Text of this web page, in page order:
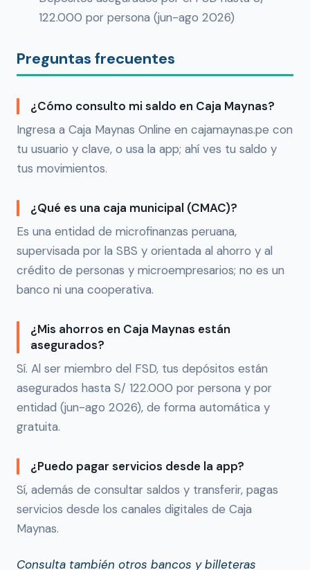
122.000 por persona (jun-ago 2026)
Preguntas frecuentes
¿Cómo consulto mi saldo en Caja Maynas?
Ingresa a Caja Maynas Online en cajamaynas.pe con
tu usuario y clave, o usa la app; ahí ves tu saldo y
tus movimientos.
¿Qué es una caja municipal (CMAC)?
Es una entidad de microfinanzas peruana,
supervisada por la SBS y orientada al ahorro y al
crédito de personas y microempresarios; no es un
banco ni una cooperativa.
¿Mis ahorros en Caja Maynas están
asegurados?
Sí. Al ser miembro del FSD, tus depósitos están
asegurados hasta S/ 122.000 por persona y por
entidad (jun-ago 2026), de forma automática y
gratuita.
¿Puedo pagar servicios desde la app?
Sí, además de consultar saldos y transferir, pagas
servicios desde los canales digitales de Caja
Maynas.
Consulta también otros bancos y billeteras